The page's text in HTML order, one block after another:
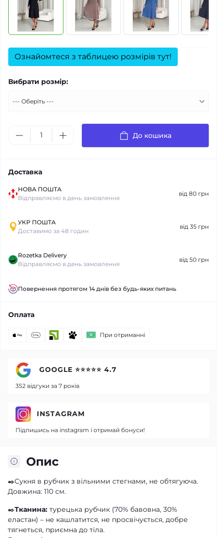
Ознайомтеся з таблицею розмірів тут!
Вибрати розмір:
До кошика
Доставка
НОВА ПОШТА
Відправляємо в день замовлення
від 80 грн
УКР ПОШТА
Доставимо за 48 годин
від 35 грн
Rozetka Delivery
Відправляємо в день замовлення
від 50 грн
Повернення протягом 14 днів без будь-яких питань
Оплата
При отриманні
Опис
✒️Сукня в рубчик з вільними стегнами, не обтягуюча.
Довжина: 110 см.
✒️Тканина: турецька рубчик (70% бавовна, 30%
еластан) – не кашлатится, не просвічується, добре
тягнеться, приємна до тіла.
GOOGLE ⭐⭐⭐⭐⭐ 4.7
352 відгуки за 7 років
INSTAGRAM
Підпишись на instagram і отримай бонуси!